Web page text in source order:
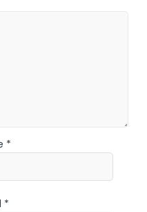
*
*